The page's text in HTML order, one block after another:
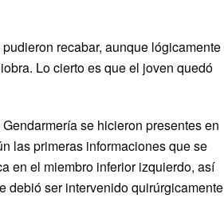
recabar, aunque lógicamente
Lo cierto es que el joven quedó
se hicieron presentes en
las primeras informaciones que se
en el miembro inferior izquierdo, así
debió ser intervenido quirúrgicamente